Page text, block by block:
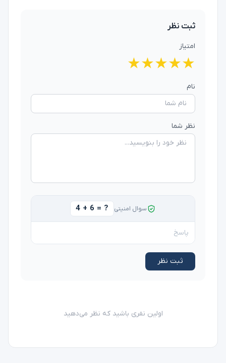
ثبت نظر
امتیاز
★
★
★
★
★
نام
نظر شما
سوال امنیتی 4 + 6 = ?
ثبت نظر
اولین نفری باشید که نظر می‌دهید